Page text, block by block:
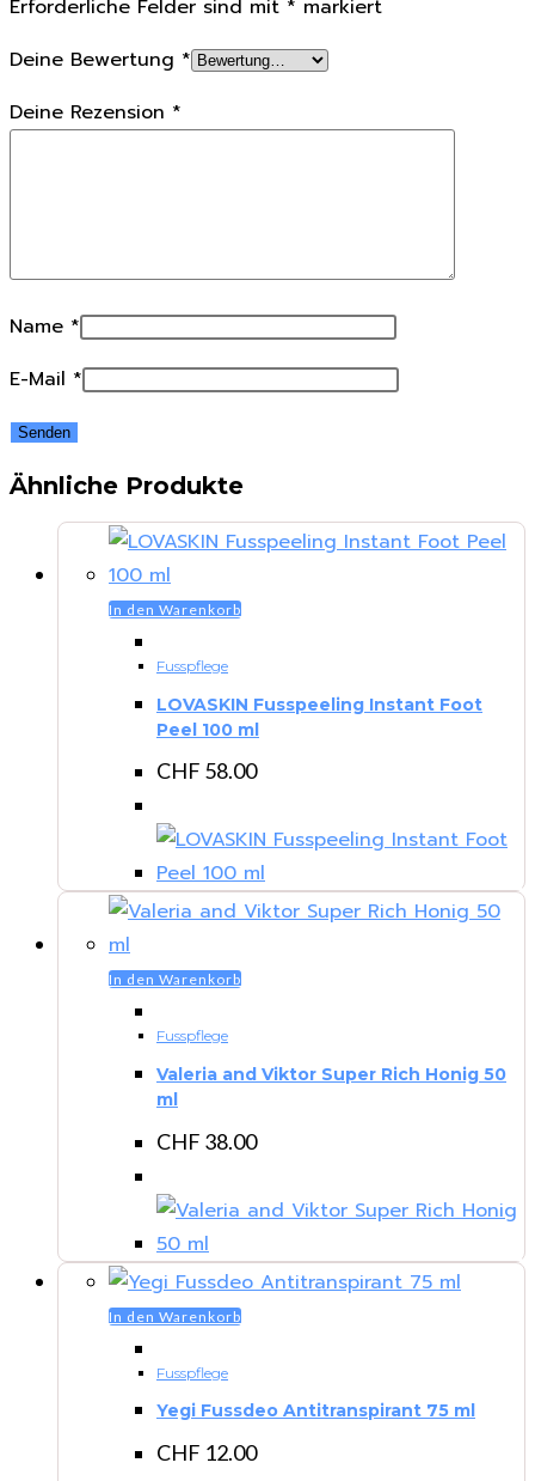
Erforderliche Felder sind mit * markiert
Deine Bewertung *
Deine Rezension *
Name *
E-Mail *
Ähnliche Produkte
In den Warenkorb
Fusspflege
LOVASKIN Fusspeeling Instant Foot
Peel 100 ml
CHF 58.00
In den Warenkorb
Fusspflege
Valeria and Viktor Super Rich Honig 50
ml
CHF 38.00
In den Warenkorb
Fusspflege
Yegi Fussdeo Antitranspirant 75 ml
CHF 12.00